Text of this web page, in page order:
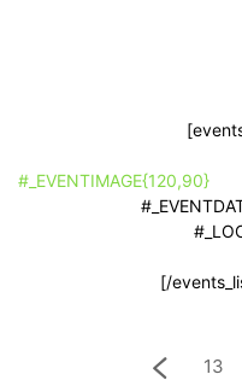
#_EVENTIMAGE{120,90}
[/
13